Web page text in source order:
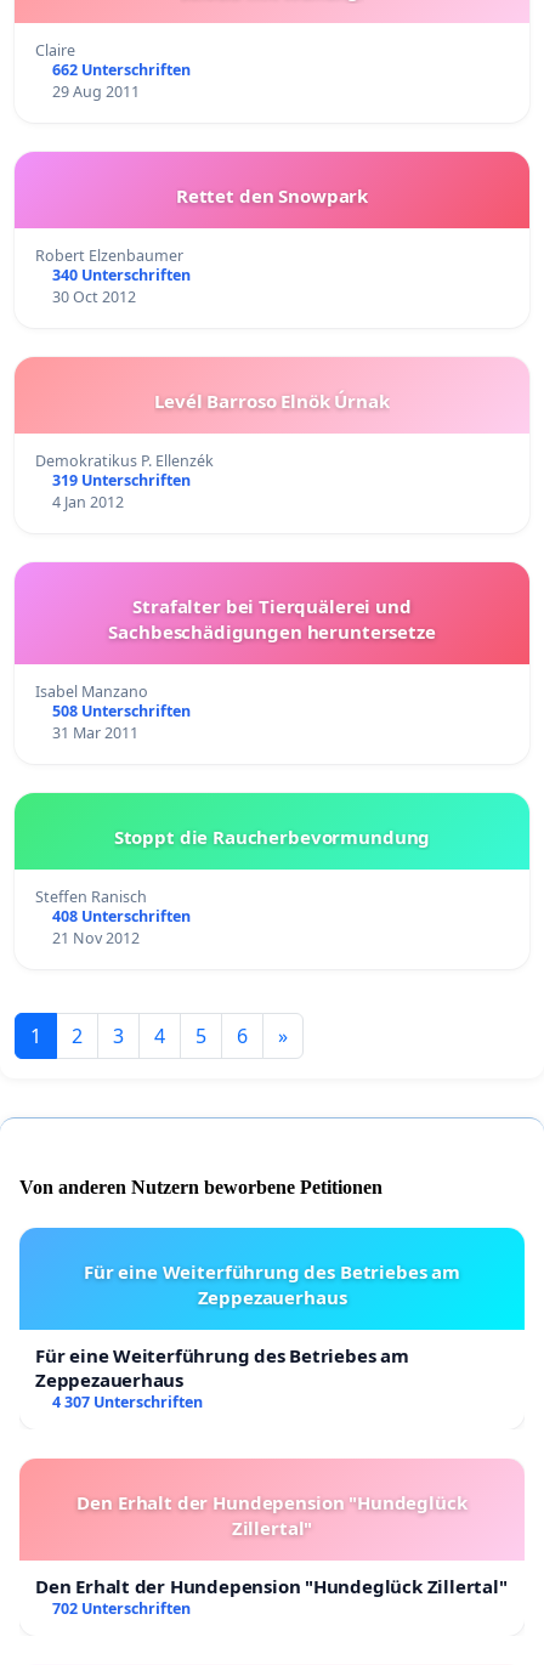
Claire
662 Unterschriften
29 Aug 2011
Rettet den Snowpark
Robert Elzenbaumer
340 Unterschriften
30 Oct 2012
Levél Barroso Elnök Úrnak
Demokratikus P. Ellenzék
319 Unterschriften
4 Jan 2012
Strafalter bei Tierquälerei und
Sachbeschädigungen heruntersetze
Isabel Manzano
508 Unterschriften
31 Mar 2011
Stoppt die Raucherbevormundung
Steffen Ranisch
408 Unterschriften
21 Nov 2012
1 2 3 4 5 6 »
Von anderen Nutzern beworbene Petitionen
Für eine Weiterführung des Betriebes am
Zeppezauerhaus
Für eine Weiterführung des Betriebes am
Zeppezauerhaus
4 307 Unterschriften
Den Erhalt der Hundepension "Hundeglück
Zillertal"
Den Erhalt der Hundepension "Hundeglück Zillertal"
702 Unterschriften